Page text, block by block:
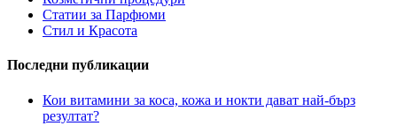
Статии за Парфюми
Стил и Красота
Последни публикации
Кои витамини за коса, кожа и нокти дават най-бърз
резултат?